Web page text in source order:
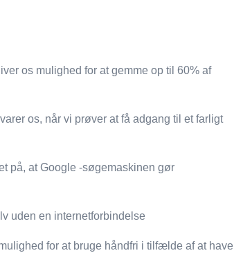
os mulighed for at gemme op til 60% af
os, når vi prøver at få adgang til et farligt
på, at Google -søgemaskinen gør
uden en internetforbindelse
for at bruge håndfri i tilfælde af at have